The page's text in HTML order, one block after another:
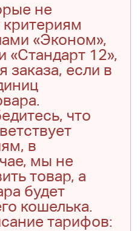
не
«Эконом»,
«Стандарт 12»,
заказа, если в
что
в
мы не
товар, а
будет
кошелька.
тарифов: